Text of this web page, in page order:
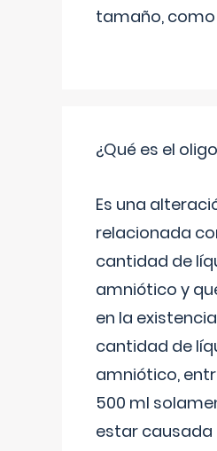
tamaño,
¿Qué es el
Es una
relacionada
cantidad de
amniótico y
en la
cantidad de
amniótico,
500 ml
estar causada